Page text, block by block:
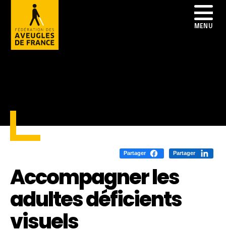
Partager Partager
Accompagner les
adultes déficients
visuels